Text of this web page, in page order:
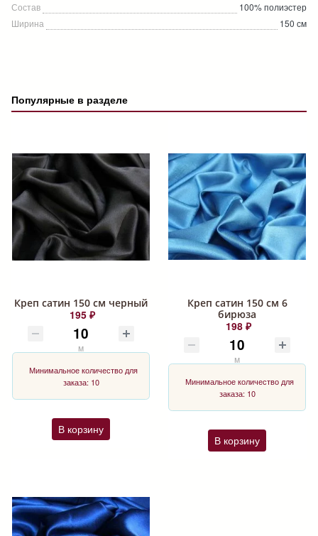
Состав
100% полиэстер
Ширина
150 см
Популярные в разделе
Креп сатин 150 см черный
195 ₽
м
Минимальное количество для
заказа: 10
В корзину
Креп сатин 150 см 6
бирюза
198 ₽
м
Минимальное количество для
заказа: 10
В корзину